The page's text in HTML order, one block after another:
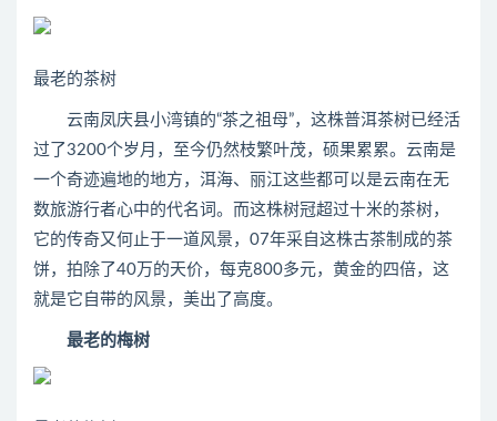
最老的茶树
云南凤庆县小湾镇的“茶之祖母”，这株普洱茶树已经活
过了3200个岁月，至今仍然枝繁叶茂，硕果累累。云南是
一个奇迹遍地的地方，洱海、丽江这些都可以是云南在无
数旅游行者心中的代名词。而这株树冠超过十米的茶树，
它的传奇又何止于一道风景，07年采自这株古茶制成的茶
饼，拍除了40万的天价，每克800多元，黄金的四倍，这
就是它自带的风景，美出了高度。
最老的梅树